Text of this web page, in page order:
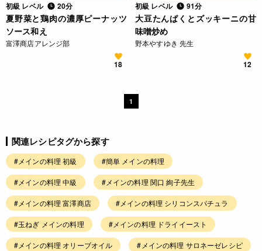
初級 レベル 20分
夏野菜と鶏肉の濃厚ピーナッツ
ソース和え
富澤商店アレンジ部
18
初級 レベル 91分
大豆たんぱくとズッキーニの甘
味噌炒め
野本やすゆき 先生
12
1
関連レシピタグから探す
#メインの料理 初級 #簡単 メインの料理
#メインの料理 中級 #メインの料理 関口 絢子先生
#メインの料理 富澤商店 #メインの料理 シリコンスパチュラ
#玉ねぎ メインの料理 #メインの料理 ドライイースト
#メインの料理 オリーブオイル #メインの料理 サロネーゼレシピ